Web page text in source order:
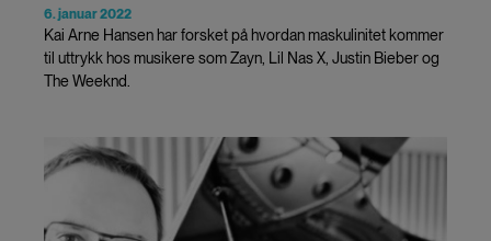
6. januar 2022
Kai Arne Hansen har forsket på hvordan maskulinitet kommer
til uttrykk hos musikere som Zayn, Lil Nas X, Justin Bieber og
The Weeknd.